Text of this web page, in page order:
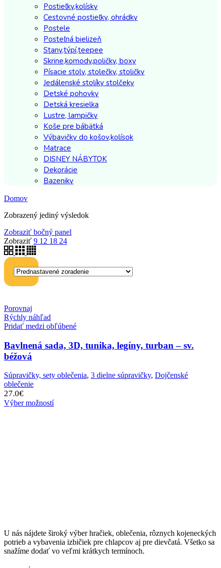
Postieľky,kolísky
Cestovné postieľky, ohrádky
Postele
Posteľná bielizeň
Stany,týpí,teepee
Skrine,komody,poličky, boxy
Písacie stoly, stolečky, stoličky
Jedálenské stolíky stolčeky
Detské pohovky
Detská kresielka
Lustre, lampičky
Koše pre bábätká
Výbavičky do košov,kolísok
Matrace
DISNEY NÁBYTOK
Dekorácie
Bazeniky
Domov
Zobrazený jediný výsledok
Zobraziť bočný panel
Zobraziť 9 12 18 24
Porovnaj
Rýchly náhľad
Pridať medzi obľúbené
Bavlnená sada, 3D, tunika, legíny, turban – sv.
béžová
Súpravičky, sety oblečenia, 3 dielne súpravičky, Dojčenské
oblečenie
27.0€
Výber možností
U nás nájdete široký výber hračiek, oblečenia, rôznych kojeneckých
potrieb a vybavenia izbičiek pre chlapcov aj pre dievčatá. Všetko sa
snažíme dodať vo veľmi krátkych termínoch.